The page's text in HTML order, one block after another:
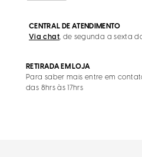
CENTRAL DE ATENDIMENTO
Via chat, de segunda a sexta
RETIRADA EM LOJA
Para saber mais entre em
das 8hrs às 17hrs